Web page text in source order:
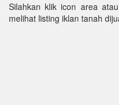
Silahkan klik icon area
melihat listing iklan tanah